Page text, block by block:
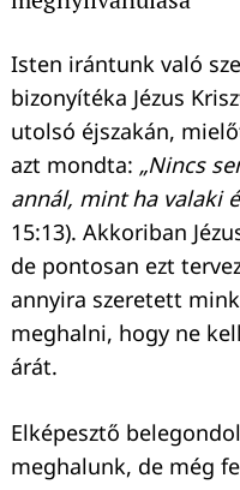
Isten irántunk való
bizonyítéka Jézus
utolsó éjszakán,
azt mondta: „Nincs
annál, mint ha valaki
15:13). Akkoriban
de pontosan ezt
annyira szeretett
meghalni, hogy ne
árát.
Elképesztő
meghalunk, de még
Keresés: